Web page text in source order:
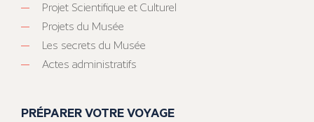
Projet Scientifique et Culturel
Projets du Musée
Les secrets du Musée
Actes administratifs
PRÉPARER VOTRE VOYAGE